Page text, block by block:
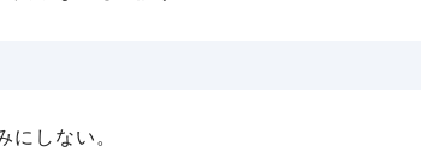
にしない。